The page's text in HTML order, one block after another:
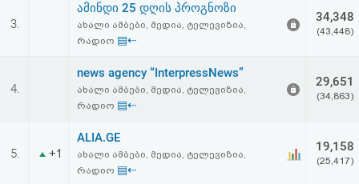
რეგისტრაცია
აღდგენა
3.
ამინდი 25 დღის პროგნოზი
ახალი ამბები, მედია, ტელევიზია,
რადიო ▤⇠
34,348
(43,448)
4.
news agency “InterpressNews”
ახალი ამბები, მედია, ტელევიზია,
რადიო ▤⇠
29,651
(34,863)
5. +1
ALIA.GE
ახალი ამბები, მედია, ტელევიზია,
რადიო ▤⇠
19,158
(25,417)